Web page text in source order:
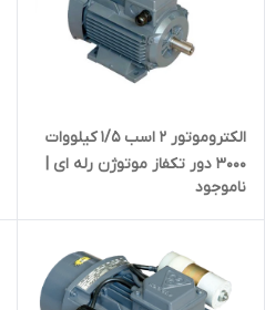
الکتروموتور ۲ اسب 1/5 کیلووات
۳۰۰۰ دور تکفاز موتوژن رله ای |
دینام دو اسب تک خازن تبریز
ایرانی
ناموجود